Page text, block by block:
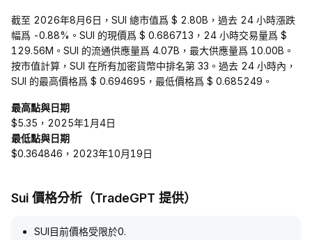
截至 2026年8月6日，SUI 總市值爲 $ 2.80B，過去 24 小時漲跌
幅爲 -0.88%。SUI 的現價爲 $ 0.686713，24 小時交易量爲 $
129.56M。SUI 的流通供應量爲 4.07B，最大供應量爲 10.00B。
按市值計算，SUI 在所有加密貨幣中排名第 33。過去 24 小時內，
SUI 的最高價格爲 $ 0.694695，最低價格爲 $ 0.685249。
最高點與日期
$5.35，2025年1月4日
最低點與日期
$0.364846，2023年10月19日
Sui 價格分析（TradeGPT 提供）
SUI目前價格受限於0.